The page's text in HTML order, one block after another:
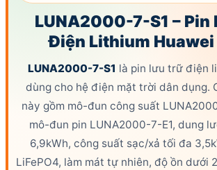
LUNA2000-7-S1 –
Điện Lithium Huawei
LUNA2000-7-S1 là pin lưu trữ điện
dùng cho hệ điện mặt trời dân dụng.
này gồm mô-đun công suất
mô-đun pin LUNA2000-7-E1, dung
6,9kWh, công suất sạc/xả tối đa
LiFePO4, làm mát tự nhiên, độ ồn dưới